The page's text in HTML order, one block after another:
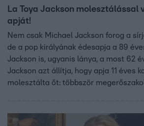
La Toya Jackson molesztálással
apját!
Nem csak Michael Jackson forog a
de a pop királyának édesapja a 89
Jackson is, ugyanis lánya, a most 62
Jackson azt állítja, hogy apja 11 éves
molesztálta őt: többször